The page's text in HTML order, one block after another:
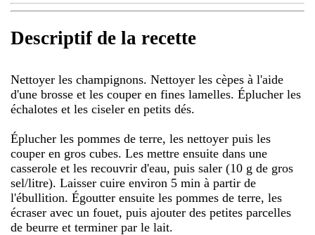
Descriptif de la recette
Nettoyer les champignons. Nettoyer les cèpes à l'aide
d'une brosse et les couper en fines lamelles. Éplucher les
échalotes et les ciseler en petits dés.
Éplucher les pommes de terre, les nettoyer puis les
couper en gros cubes. Les mettre ensuite dans une
casserole et les recouvrir d'eau, puis saler (10 g de gros
sel/litre). Laisser cuire environ 5 min à partir de
l'ébullition. Égoutter ensuite les pommes de terre, les
écraser avec un fouet, puis ajouter des petites parcelles
de beurre et terminer par le lait.